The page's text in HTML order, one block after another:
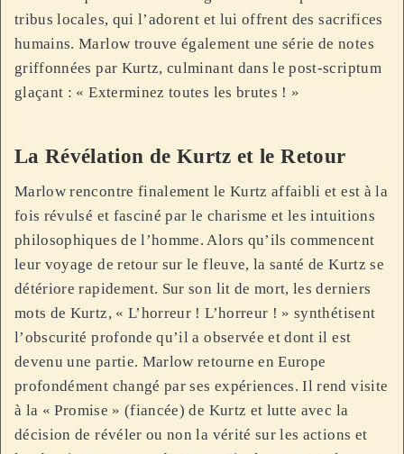
tribus locales, qui l’adorent et lui offrent des sacrifices
humains. Marlow trouve également une série de notes
griffonnées par Kurtz, culminant dans le post-scriptum
glaçant : « Exterminez toutes les brutes ! »
La Révélation de Kurtz et le Retour
Marlow rencontre finalement le Kurtz affaibli et est à la
fois révulsé et fasciné par le charisme et les intuitions
philosophiques de l’homme. Alors qu’ils commencent
leur voyage de retour sur le fleuve, la santé de Kurtz se
détériore rapidement. Sur son lit de mort, les derniers
mots de Kurtz, « L’horreur ! L’horreur ! » synthétisent
l’obscurité profonde qu’il a observée et dont il est
devenu une partie. Marlow retourne en Europe
profondément changé par ses expériences. Il rend visite
à la « Promise » (fiancée) de Kurtz et lutte avec la
décision de révéler ou non la vérité sur les actions et